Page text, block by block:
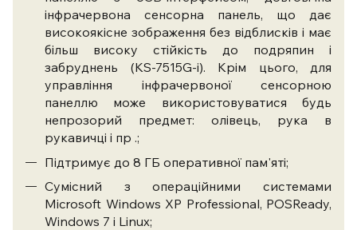
інфрачервона сенсорна панель, що дає
високоякісне зображення без відблисків і має
більш високу стійкість до подряпин і
забруднень (KS-7515G-i). Крім цього, для
управління інфрачервоної сенсорною
панеллю може використовуватися будь
непрозорий предмет: олівець, рука в
рукавичці і пр .;
Підтримує до 8 ГБ оперативної пам'яті;
Сумісний з операційними системами
Microsoft Windows XP Professional, POSReady,
Windows 7 і Linux;